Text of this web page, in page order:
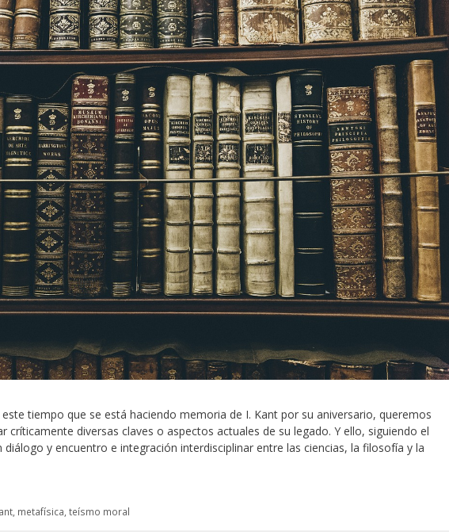
tiempo que se está haciendo memoria de I. Kant por su aniversario, queremos
críticamente diversas claves o aspectos actuales de su legado. Y ello, siguiendo el
y encuentro e integración interdisciplinar entre las ciencias, la filosofía y la
, metafísica,teísmo moral